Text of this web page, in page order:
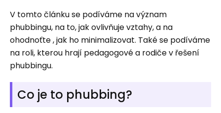
V tomto článku se podíváme na význam
phubbingu, na to, jak ovlivňuje vztahy, a na
ohodnoťte , jak ho minimalizovat. Také se podíváme
na roli, kterou hrají pedagogové a rodiče v řešení
phubbingu.
Co je to phubbing?